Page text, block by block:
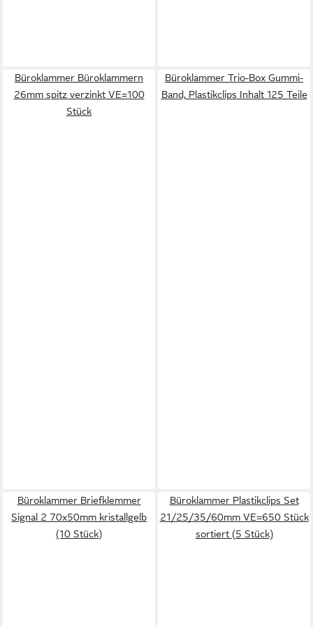
Büroklammer Büroklammern
26mm spitz verzinkt VE=100
Stück
Büroklammer Trio-Box Gummi-
Band, Plastikclips Inhalt 125 Teile
Büroklammer Briefklemmer
Signal 2 70x50mm kristallgelb
(10 Stück)
Büroklammer Plastikclips Set
21/25/35/60mm VE=650 Stück
sortiert (5 Stück)